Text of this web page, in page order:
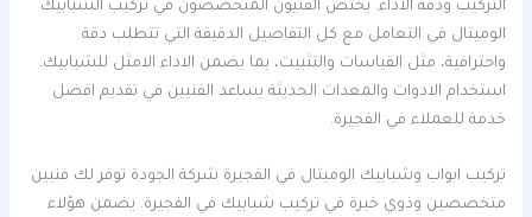
التركيب ودقة الاداء. يختص الفنيون المتخصصون في تركيب الشبابيك
الوميتال في التعامل مع كل التفاصيل الدقيقة التي تتطلب دقة
واحترافية، مثل القياسات والتثبيت، بما يضمن الاداء الامثل للشبابيك.
استخدام الادوات والمعدات الحديثة يساعد الفنيين في تقديم افضل
خدمة للعملاء في الفجيرة.
تركيب ابواب وشبابيك الوميتال في الفجيرة شركة الجودة توفر لك فنيين
متخصصين وذوي خبرة في تركيب شبابيك في الفجيرة. يضمن هؤلاء